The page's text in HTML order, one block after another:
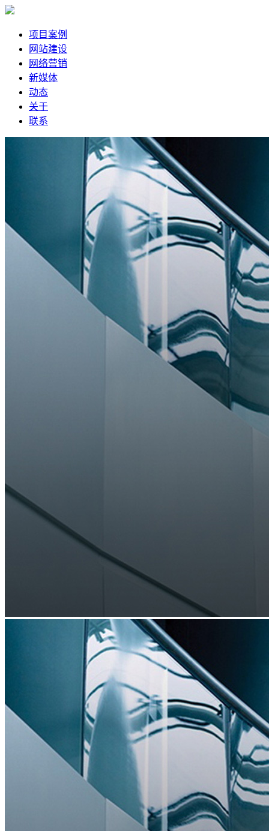
项目案例
网站建设
网络营销
新媒体
动态
关于
联系